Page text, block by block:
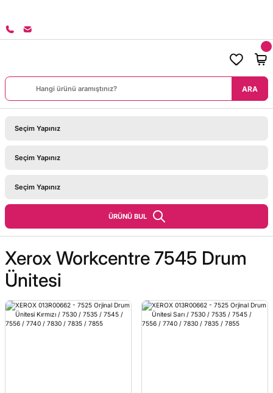
ARA
ÜRÜNÜ BUL
Xerox Workcentre 7545 Drum
Ünitesi